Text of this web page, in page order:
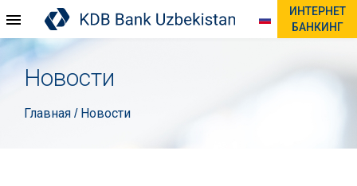
ИНТЕРНЕТ
БАНКИНГ
Новости
Главная / Новости